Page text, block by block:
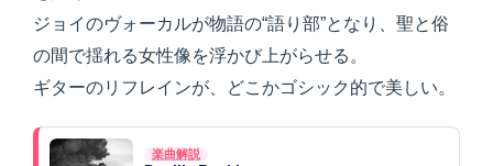
ジョイのヴォーカルが物語の“語り部”となり、聖と俗
の間で揺れる女性像を浮かび上がらせる。
ギターのリフレインが、どこかゴシック的で美しい。
楽曲解説